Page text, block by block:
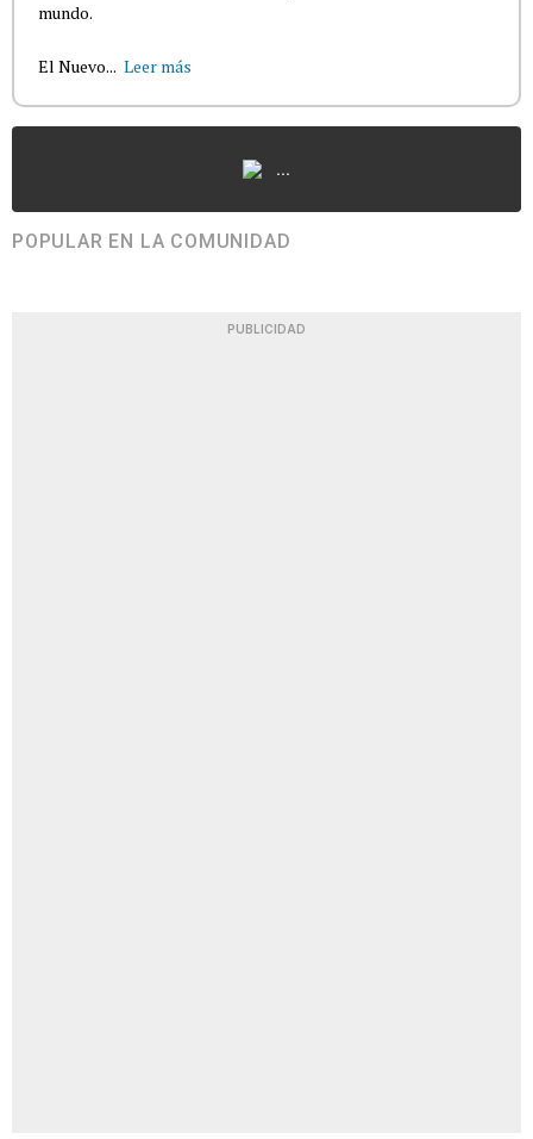
mundo.
El Nuevo... Leer más
...
POPULAR EN LA COMUNIDAD
PUBLICIDAD